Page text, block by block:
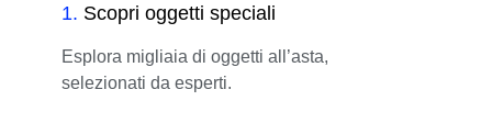
1. Scopri oggetti speciali
Esplora migliaia di oggetti all’asta,
selezionati da esperti.